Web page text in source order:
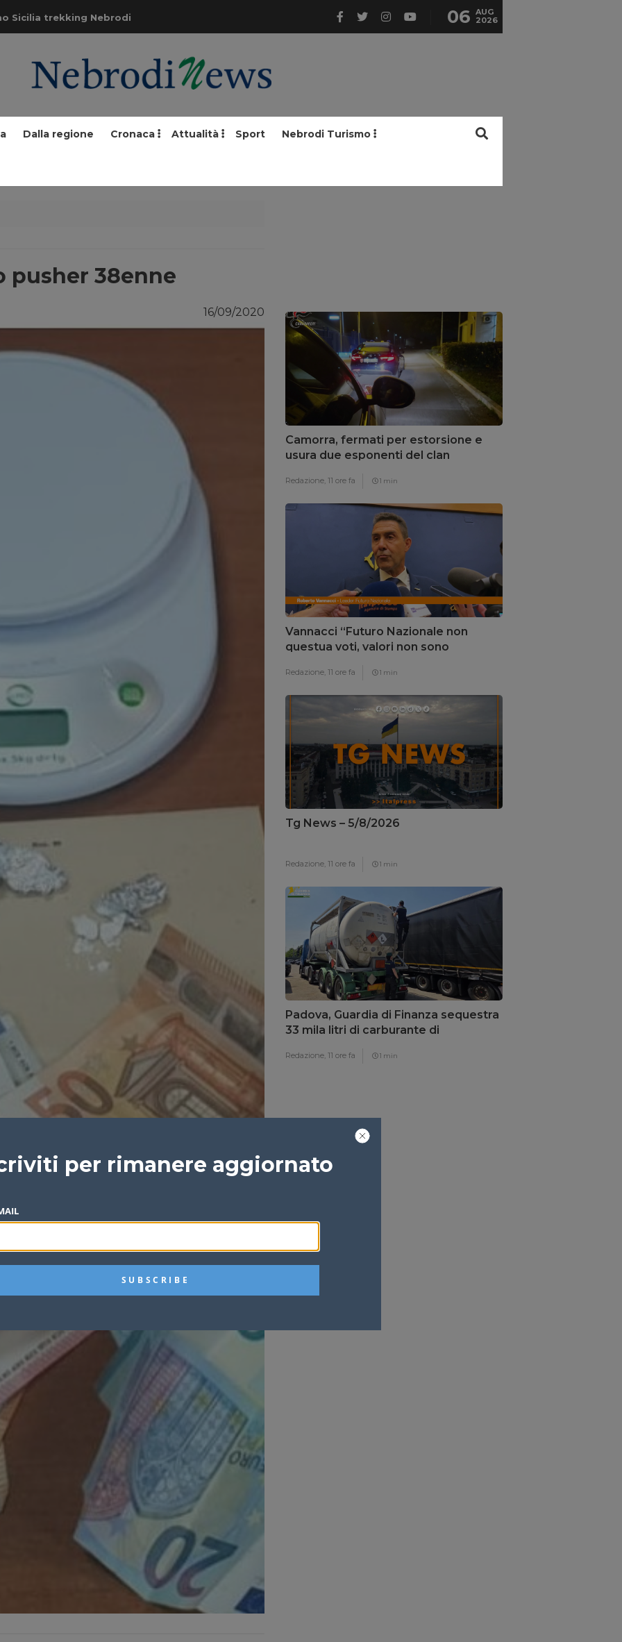
Sicilia trekking Nebrodi 06 AUG
2026
Dalla regione Cronaca Attualità Sport Nebrodi Turismo
pusher 38enne
16/09/2020
Camorra, fermati per estorsione e
usura due esponenti del clan
Redazione, 11 ore fa 1 min
Vannacci “Futuro Nazionale non
questua voti, valori non sono
Redazione, 11 ore fa 1 min
Tg News – 5/8/2026
Redazione, 11 ore fa 1 min
Padova, Guardia di Finanza sequestra
33 mila litri di carburante di
Redazione, 11 ore fa 1 min
per rimanere aggiornato